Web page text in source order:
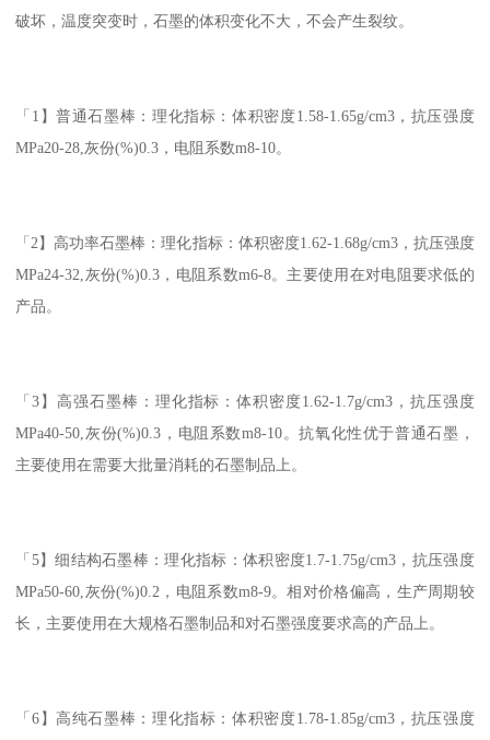
破坏，温度突变时，石墨的体积变化不大，不会产生裂纹。
「1】普通石墨棒：理化指标：体积密度1.58-1.65g/cm3，抗压强度
MPa20-28,灰份(%)0.3，电阻系数m8-10。
「2】高功率石墨棒：理化指标：体积密度1.62-1.68g/cm3，抗压强度
MPa24-32,灰份(%)0.3，电阻系数m6-8。主要使用在对电阻要求低的
产品。
「3】高强石墨棒：理化指标：体积密度1.62-1.7g/cm3，抗压强度
MPa40-50,灰份(%)0.3，电阻系数m8-10。抗氧化性优于普通石墨，
主要使用在需要大批量消耗的石墨制品上。
「5】细结构石墨棒：理化指标：体积密度1.7-1.75g/cm3，抗压强度
MPa50-60,灰份(%)0.2，电阻系数m8-9。相对价格偏高，生产周期较
长，主要使用在大规格石墨制品和对石墨强度要求高的产品上。
「6】高纯石墨棒：理化指标：体积密度1.78-1.85g/cm3，抗压强度